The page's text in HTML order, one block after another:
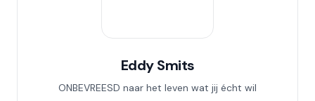
Eddy Smits
ONBEVREESD naar het leven wat jij écht wil